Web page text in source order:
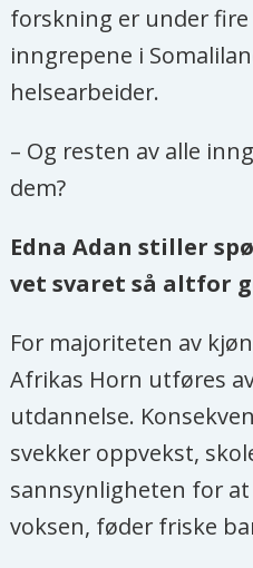
forskning er under fire
inngrepene i
helsearbeider.
– Og resten av alle
dem?
Edna Adan stiller
vet svaret så altfor
For majoriteten av
Afrikas Horn utføres
utdannelse.
svekker oppvekst,
sannsynligheten for
voksen, føder friske